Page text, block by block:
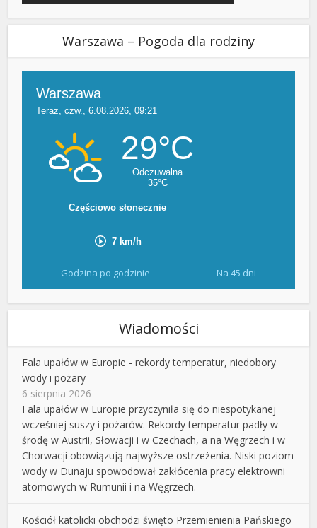
Warszawa – Pogoda dla rodziny
Godzina po godzinie Na 45 dni
Wiadomości
Fala upałów w Europie - rekordy temperatur, niedobory
wody i pożary
6 sierpnia 2026
Fala upałów w Europie przyczyniła się do niespotykanej
wcześniej suszy i pożarów. Rekordy temperatur padły w
środę w Austrii, Słowacji i w Czechach, a na Węgrzech i w
Chorwacji obowiązują najwyższe ostrzeżenia. Niski poziom
wody w Dunaju spowodował zakłócenia pracy elektrowni
atomowych w Rumunii i na Węgrzech.
Kościół katolicki obchodzi święto Przemienienia Pańskiego